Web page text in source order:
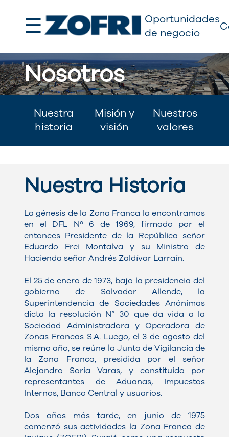
☰
Oportunidades
de negocio
Nosotros
Nuestra
historia
Misión y
visión
Nuestros
valores
Nuestra Historia
La génesis de la Zona Franca la encontramos
en el DFL Nº 6 de 1969, firmado por el
entonces Presidente de la República señor
Eduardo Frei Montalva y su Ministro de
Hacienda señor Andrés Zaldívar Larraín.
El 25 de enero de 1973, bajo la presidencia del
gobierno de Salvador Allende, la
Superintendencia de Sociedades Anónimas
dicta la resolución N° 30 que da vida a la
Sociedad Administradora y Operadora de
Zonas Francas S.A. Luego, el 3 de agosto del
mismo año, se reúne la Junta de Vigilancia de
la Zona Franca, presidida por el señor
Alejandro Soria Varas, y constituida por
representantes de Aduanas, Impuestos
Internos, Banco Central y usuarios.
Dos años más tarde, en junio de 1975
comenzó sus actividades la Zona Franca de